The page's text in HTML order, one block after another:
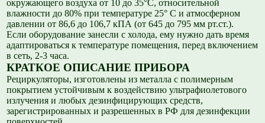
окружающего воздуха от 10 до 35°С, относительной
влажности до 80% при температуре 25° С и атмосферном
давлении от 86,6 до 106,7 кПА (от 645 до 795 мм рт.ст.).
Если оборудование занесли с холода, ему нужно дать время
адаптироваться к температуре помещения, перед включением
в сеть, 2-3 часа.
КРАТКОЕ ОПИСАНИЕ ПРИБОРА
Рециркуляторы, изготовлены из металла с полимерным
покрытием устойчивым к воздействию ультрафиолетового
излучения и любых дезинфицирующих средств,
зарегистрированных и разрешенных в РФ для дезинфекции